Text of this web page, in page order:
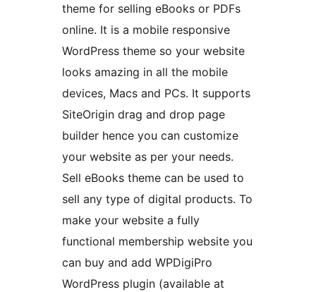
theme for selling eBooks or PDFs
online. It is a mobile responsive
WordPress theme so your website
looks amazing in all the mobile
devices, Macs and PCs. It supports
SiteOrigin drag and drop page
builder hence you can customize
your website as per your needs.
Sell eBooks theme can be used to
sell any type of digital products. To
make your website a fully
functional membership website you
can buy and add WPDigiPro
WordPress plugin (available at